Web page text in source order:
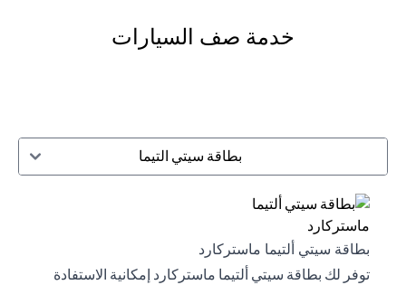
خدمة صف السيارات
بطاقة سيتي التيما
بطاقة سيتي ألتيما ماستركارد
توفر لك بطاقة سيتي ألتيما ماستركارد إمكانية الاستفادة